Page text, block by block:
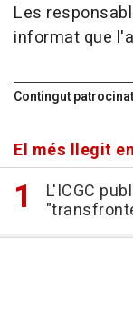
Les
informat que
Contingut patrocinat
El més llegit
L'ICGC